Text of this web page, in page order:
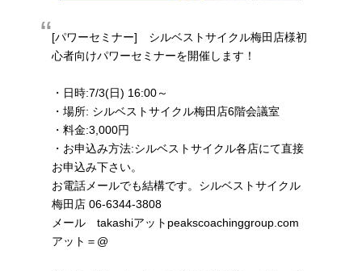
[パワーセミナー] シルベストサイクル梅田店様初
心者向けパワーセミナーを開催します！
・日時:7/3(日) 16:00～
・場所: シルベストサイクル梅田店6階会議室
・料金:3,000円
・お申込み方法:シルベストサイクル各店にて直接
お申込み下さい。
お電話メールでも結構です。シルベストサイクル
梅田店 06-6344-3808
メール takashiアットpeakscoachinggroup.com
アット＝@